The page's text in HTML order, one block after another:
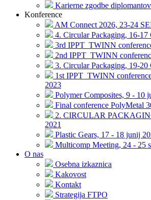
Karierne zgodbe
Konference
AM Connect 2026, 23-24
4. Circular Packaging, 16-17
3rd IPPT_TWINN
2nd IPPT_TWINN
3. Circular Packaging, 19-20
1st IPPT_TWINN
2023
Polymer Composites, 9 - 10
Final conference PolyMetal
2. CIRCULAR
2021
Plastic Gears, 17 - 18 junij
Multicomp Meeting, 24 - 25
O nas
Osebna izkaznica
Kakovost
Kontakt
Strategija FTPO